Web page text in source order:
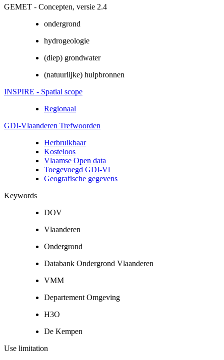
GEMET - Concepten, versie 2.4
ondergrond
hydrogeologie
(diep) grondwater
(natuurlijke) hulpbronnen
INSPIRE - Spatial scope
Regionaal
GDI-Vlaanderen Trefwoorden
Herbruikbaar
Kosteloos
Vlaamse Open data
Toegevoegd GDI-Vl
Geografische gegevens
Keywords
DOV
Vlaanderen
Ondergrond
Databank Ondergrond Vlaanderen
VMM
Departement Omgeving
H3O
De Kempen
Use limitation